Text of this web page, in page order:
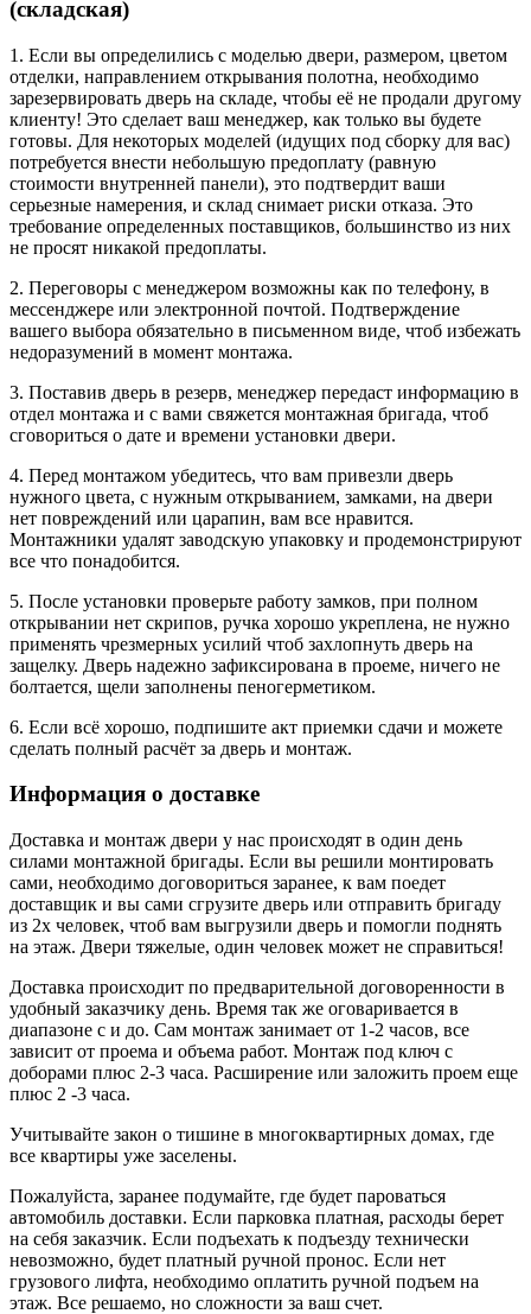
(складская)
1. Если вы определились с моделью двери, размером, цветом
отделки, направлением открывания полотна, необходимо
зарезервировать дверь на складе, чтобы её не продали другому
клиенту! Это сделает ваш менеджер, как только вы будете
готовы. Для некоторых моделей (идущих под сборку для вас)
потребуется внести небольшую предоплату (равную
стоимости внутренней панели), это подтвердит ваши
серьезные намерения, и склад снимает риски отказа. Это
требование определенных поставщиков, большинство из них
не просят никакой предоплаты.
2. Переговоры с менеджером возможны как по телефону, в
мессенджере или электронной почтой. Подтверждение
вашего выбора обязательно в письменном виде, чтоб избежать
недоразумений в момент монтажа.
3. Поставив дверь в резерв, менеджер передаст информацию в
отдел монтажа и с вами свяжется монтажная бригада, чтоб
сговориться о дате и времени установки двери.
4. Перед монтажом убедитесь, что вам привезли дверь
нужного цвета, с нужным открыванием, замками, на двери
нет повреждений или царапин, вам все нравится.
Монтажники удалят заводскую упаковку и продемонстрируют
все что понадобится.
5. После установки проверьте работу замков, при полном
открывании нет скрипов, ручка хорошо укреплена, не нужно
применять чрезмерных усилий чтоб захлопнуть дверь на
защелку. Дверь надежно зафиксирована в проеме, ничего не
болтается, щели заполнены пеногерметиком.
6. Если всё хорошо, подпишите акт приемки сдачи и можете
сделать полный расчёт за дверь и монтаж.
Информация о доставке
Доставка и монтаж двери у нас происходят в один день
силами монтажной бригады. Если вы решили монтировать
сами, необходимо договориться заранее, к вам поедет
доставщик и вы сами сгрузите дверь или отправить бригаду
из 2х человек, чтоб вам выгрузили дверь и помогли поднять
на этаж. Двери тяжелые, один человек может не справиться!
Доставка происходит по предварительной договоренности в
удобный заказчику день. Время так же оговаривается в
диапазоне с и до. Сам монтаж занимает от 1-2 часов, все
зависит от проема и объема работ. Монтаж под ключ с
доборами плюс 2-3 часа. Расширение или заложить проем еще
плюс 2 -3 часа.
Учитывайте закон о тишине в многоквартирных домах, где
все квартиры уже заселены.
Пожалуйста, заранее подумайте, где будет пароваться
автомобиль доставки. Если парковка платная, расходы берет
на себя заказчик. Если подъехать к подъезду технически
невозможно, будет платный ручной пронос. Если нет
грузового лифта, необходимо оплатить ручной подъем на
этаж. Все решаемо, но сложности за ваш счет.